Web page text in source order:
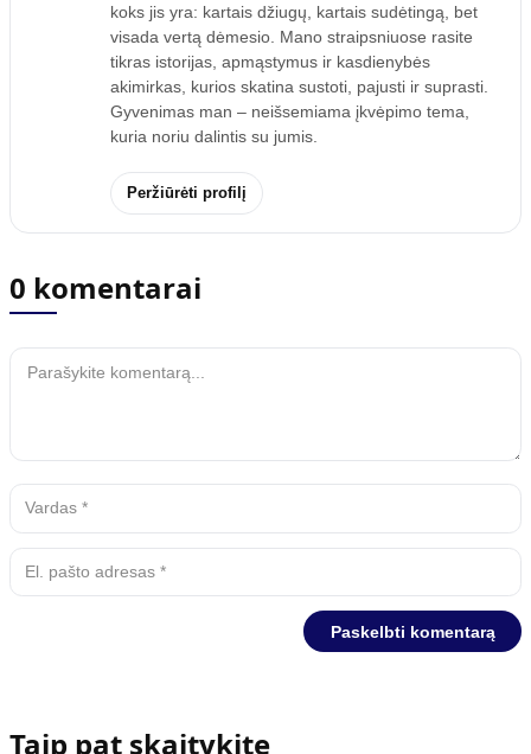
koks jis yra: kartais džiugų, kartais sudėtingą, bet
visada vertą dėmesio. Mano straipsniuose rasite
tikras istorijas, apmąstymus ir kasdienybės
akimirkas, kurios skatina sustoti, pajusti ir suprasti.
Gyvenimas man – neišsemiama įkvėpimo tema,
kuria noriu dalintis su jumis.
Peržiūrėti profilį
0 komentarai
Taip pat skaitykite